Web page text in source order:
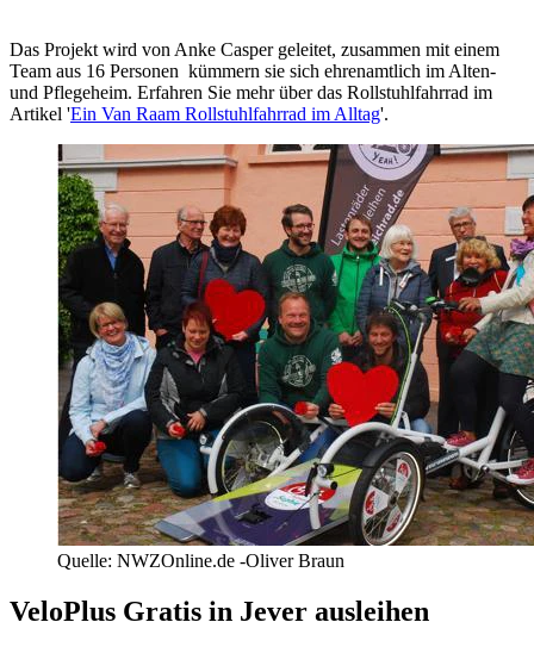
Das Projekt wird von Anke Casper geleitet, zusammen mit einem
Team aus 16 Personen kümmern sie sich ehrenamtlich im Alten-
und Pflegeheim. Erfahren Sie mehr über das Rollstuhlfahrrad im
Artikel 'Ein Van Raam Rollstuhlfahrrad im Alltag'.
Quelle: NWZOnline.de -Oliver Braun
VeloPlus Gratis in Jever ausleihen